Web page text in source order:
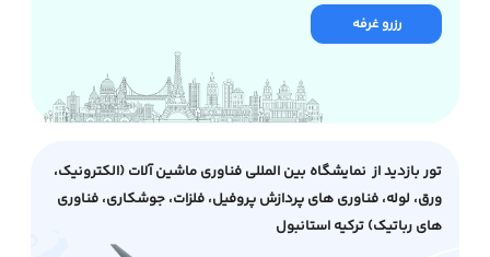
رزرو غرفه
تور بازدید از نمایشگاه بین المللی فناوری ماشین آلات (الکترونیک،
ورق، لوله، فناوری های پردازش پروفیل، فلزات، جوشکاری، فناوری
های رباتیک) ترکیه استانبول